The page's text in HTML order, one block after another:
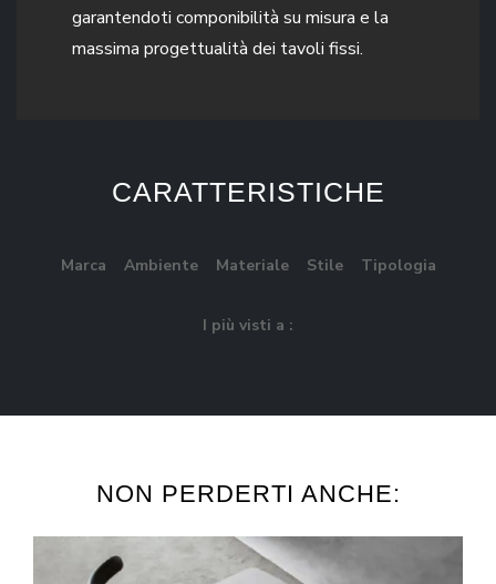
garantendoti componibilità su misura e la
massima progettualità dei tavoli fissi.
CARATTERISTICHE
Marca Ambiente Materiale Stile Tipologia
I più visti a :
NON PERDERTI ANCHE: